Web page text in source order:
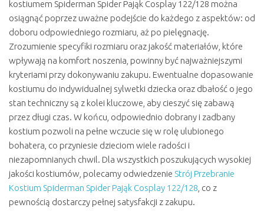
kostiumem Spiderman Spider Pająk Cosplay 122/128 można
osiągnąć poprzez uważne podejście do każdego z aspektów: od
doboru odpowiedniego rozmiaru, aż po pielęgnację.
Zrozumienie specyfiki rozmiaru oraz jakość materiałów, które
wpływają na komfort noszenia, powinny być najważniejszymi
kryteriami przy dokonywaniu zakupu. Ewentualne dopasowanie
kostiumu do indywidualnej sylwetki dziecka oraz dbałość o jego
stan techniczny są z kolei kluczowe, aby cieszyć się zabawą
przez długi czas. W końcu, odpowiednio dobrany i zadbany
kostium pozwoli na pełne wczucie się w rolę ulubionego
bohatera, co przyniesie dzieciom wiele radości i
niezapomnianych chwil. Dla wszystkich poszukujących wysokiej
jakości kostiumów, polecamy odwiedzenie Strój Przebranie
Kostium Spiderman Spider Pająk Cosplay 122/128 , co z
pewnością dostarczy pełnej satysfakcji z zakupu.